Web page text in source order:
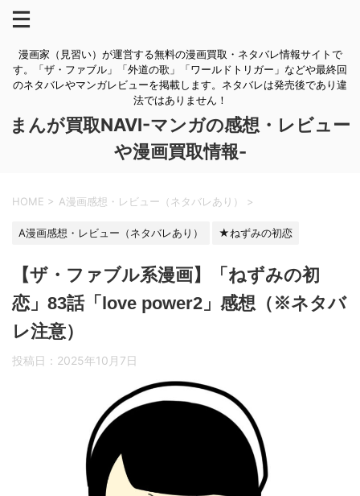
漫画家（見習い）が運営する無料の漫画買取・ネタバレ情報サイトで
す。「ザ・ファブル」「外道の歌」「ワールドトリガー」などや最終回
のネタバレやマンガレビューを掲載します。ネタバレは発売後であり違
法ではありません！
まんが買取NAVI-マンガの感想・レビュー
や漫画買取情報-
HOME > A漫画感想・レビュー（ネタバレあり） >
A漫画感想・レビュー（ネタバレあり） ★ねずみの初恋
【ザ・ファブル系漫画】「ねずみの初
恋」83話「love power2」感想（※ネタバ
レ注意）
投稿日： 2025年10月7日